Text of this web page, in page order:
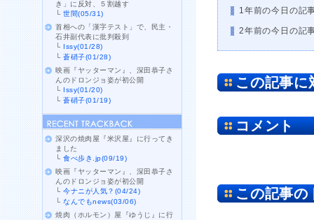
1年前の今日の記
2年前の今日の記
この記事に
コメント
この記事の
き」に反対、５割越す
└世間(05/31)
首相への「漢字テスト」で、民主・
石井副代表に批判殺到
└ Issy(01/28)
└蒼硝子(01/28)
映画『ヤッターマン』、深田恭子さ
んのドロンジョ姿が初公開
└ Issy(01/20)
└蒼硝子(01/19)
深沢の焼肉屋『米沢屋』に行ってき
ました
└食べ歩き.jp(09/19)
映画『ヤッターマン』、深田恭子さ
んのドロンジョ姿が初公開
└今ナニが人気？(04/24)
└なんでもnews(03/06)
焼肉（ホルモン）屋『ゆうじ』に行